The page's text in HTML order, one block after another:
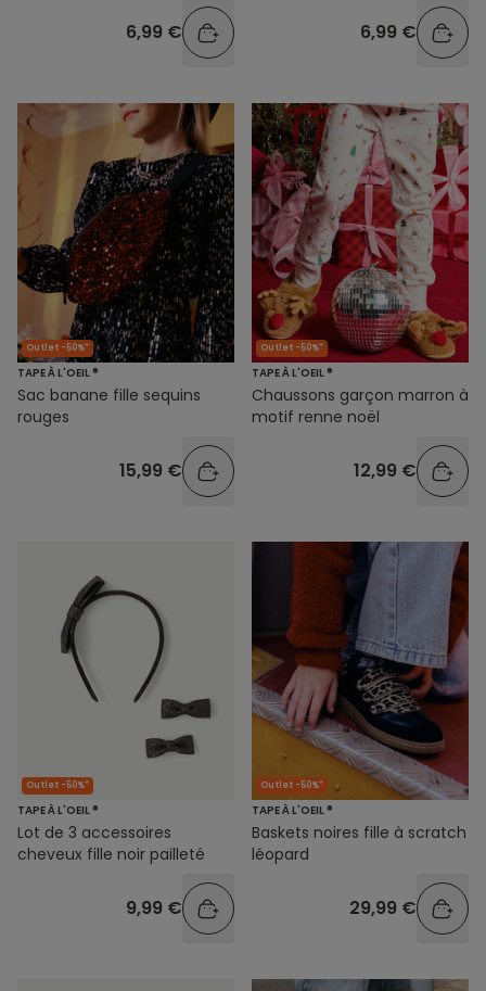
6,99 € 6,99 €
Outlet -50%*
TAPE À L'OEIL ®
Sac banane fille sequins
rouges
15,99 €
Outlet -50%*
TAPE À L'OEIL ®
Chaussons garçon marron à
motif renne noël
12,99 €
Outlet -50%*
TAPE À L'OEIL ®
Lot de 3 accessoires
cheveux fille noir pailleté
9,99 €
Outlet -50%*
TAPE À L'OEIL ®
Baskets noires fille à scratch
léopard
29,99 €